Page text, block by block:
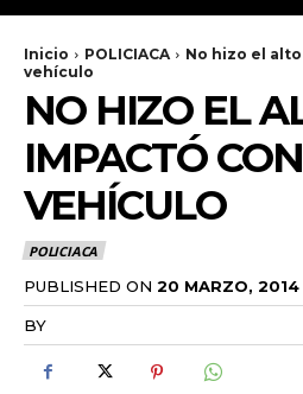
Inicio POLICIACA
No hizo el
vehículo
NO HIZO EL
IMPACTÓ
VEHÍCULO
POLICIACA
PUBLISHED ON 20 MARZO, 2014
BY